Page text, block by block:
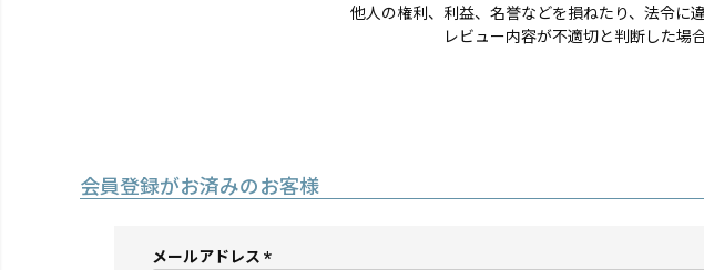
他人の権利、利益、名誉などを損ねたり、法令に
レビュー内容が不適切と判断した場
会員登録がお済みのお客様
メールアドレス